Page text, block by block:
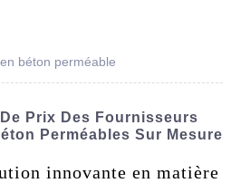
béton perméable
Prix Des Fournisseurs
Perméables Sur Mesure
innovante en matière